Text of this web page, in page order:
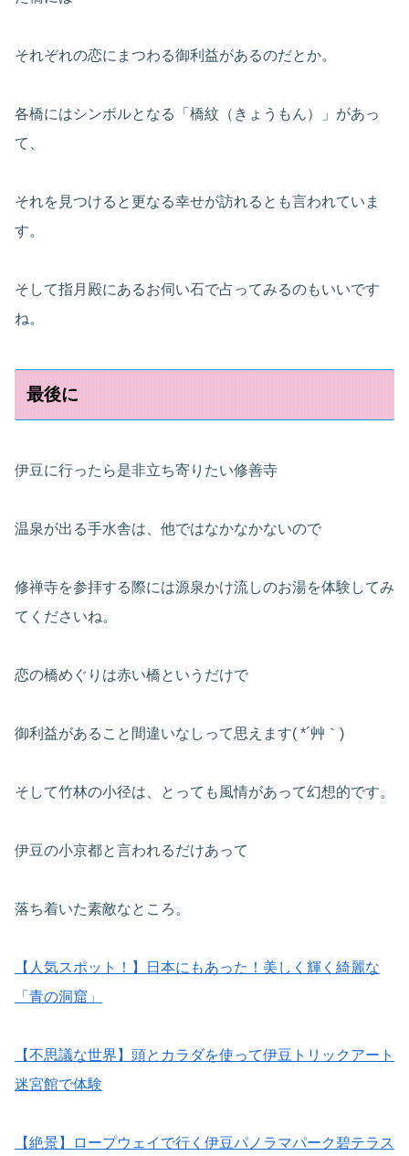
それぞれの恋にまつわる御利益があるのだとか。
各橋にはシンボルとなる「橋紋（きょうもん）」があっ
て、
それを見つけると更なる幸せが訪れるとも言われていま
す。
そして指月殿にあるお伺い石で占ってみるのもいいです
ね。
最後に
伊豆に行ったら是非立ち寄りたい修善寺
温泉が出る手水舎は、他ではなかなかないので
修禅寺を参拝する際には源泉かけ流しのお湯を体験してみ
てくださいね。
恋の橋めぐりは赤い橋というだけで
御利益があること間違いなしって思えます( *´艸｀)
そして竹林の小径は、とっても風情があって幻想的です。
伊豆の小京都と言われるだけあって
落ち着いた素敵なところ。
【人気スポット！】日本にもあった！美しく輝く綺麗な
「青の洞窟」
【不思議な世界】頭とカラダを使って伊豆トリックアート
迷宮館で体験
【絶景】ロープウェイで行く伊豆パノラマパーク碧テラス